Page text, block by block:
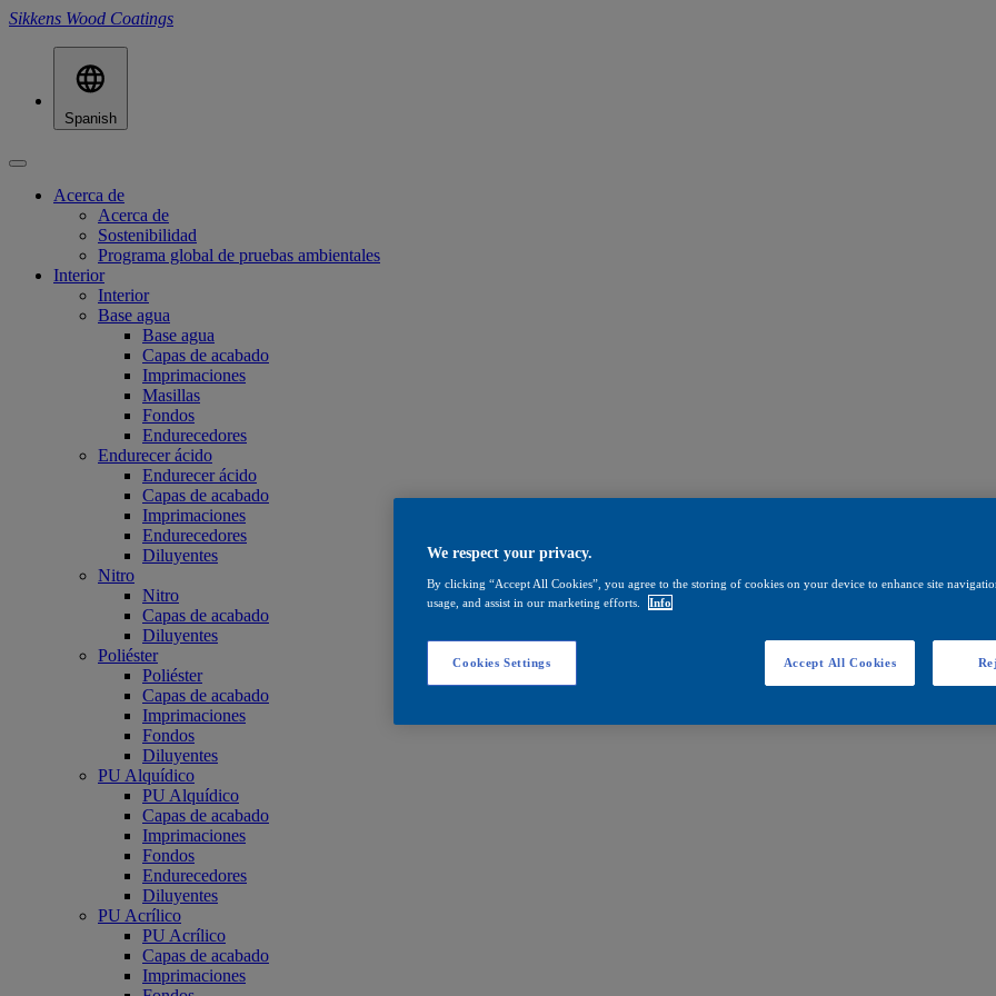
Sikkens Wood Coatings
Spanish
Acerca de
Acerca de
Sostenibilidad
Programa global de pruebas ambientales
Interior
Interior
Base agua
Base agua
Capas de acabado
Imprimaciones
Masillas
Fondos
Endurecedores
Endurecer ácido
Endurecer ácido
Capas de acabado
Imprimaciones
Endurecedores
Diluyentes
Nitro
Nitro
Capas de acabado
Diluyentes
Poliéster
Poliéster
Capas de acabado
Imprimaciones
Fondos
Diluyentes
PU Alquídico
PU Alquídico
Capas de acabado
Imprimaciones
Fondos
Endurecedores
Diluyentes
PU Acrílico
PU Acrílico
Capas de acabado
Imprimaciones
We respect your privacy.
By clicking “Accept All Cookies”, you agree to the storing of cookies on your device to enhance site
usage, and assist in our marketing efforts.
Info
Cookies Settings Accept All Cookies